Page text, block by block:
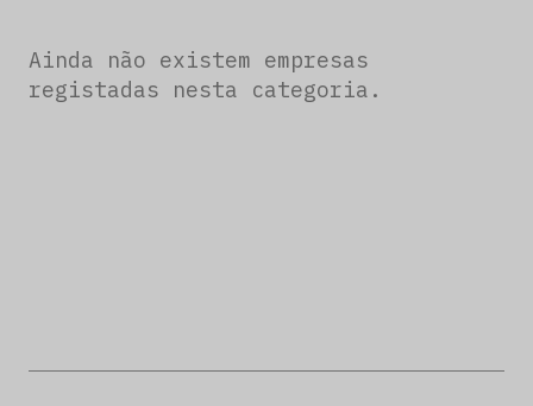
Ainda não existem empresas
registadas nesta categoria.